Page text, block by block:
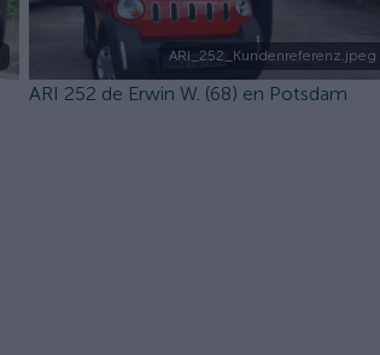
ARI_252_Kundenreferenz.jpeg
ARI 252 de Erwin W. (68) en Potsdam